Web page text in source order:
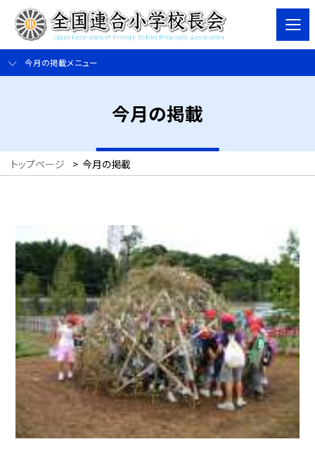
今月の掲載メニュー
今月の掲載
トップページ > 今月の掲載